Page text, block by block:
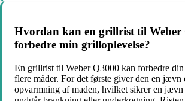
Hvordan kan en grillrist til Weber
forbedre min grilloplevelse?
En grillrist til Weber Q3000 kan forbedre
flere måder. For det første giver den en jævn
opvarmning af maden, hvilket sikrer en